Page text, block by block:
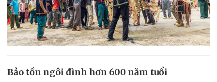
Bảo tồn ngôi đình hơn 600 năm tuổi